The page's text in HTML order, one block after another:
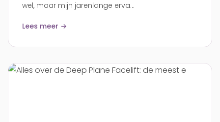
wel, maar mijn jarenlange erva...
Lees meer →